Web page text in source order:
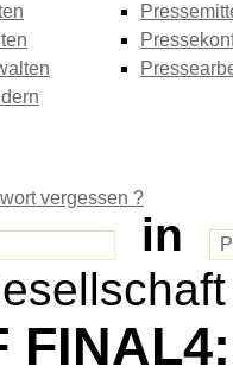
vergessen ?
in